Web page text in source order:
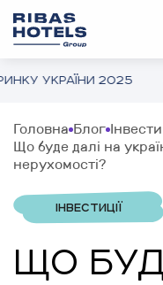
УКРАЇНИ 2025
Головна Блог
Що буде далі на
нерухомості?
ІНВЕСТИЦІЇ
ЩО